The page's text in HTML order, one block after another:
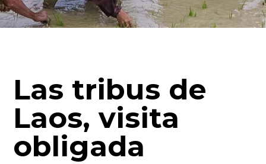
Las tribus de
Laos, visita
obligada